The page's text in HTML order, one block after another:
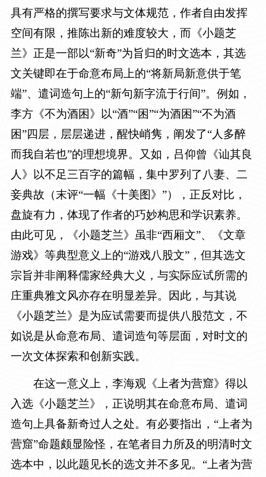
具有严格的撰写要求与文体规范，作者自由发挥
空间有限，推陈出新的难度较大，而《小题芝
兰》正是一部以“新奇”为旨归的时文选本，其选
文关键即在于命意布局上的“将新局新意供于笔
端”、遣词造句上的“新句新字流于行间”。例如，
李方《不为酒困》以“酒”“困”“为酒困”“不为酒
困”四层，层层递进，醒快峭隽，阐发了“人多醉
而我自若也”的理想境界。又如，吕仰曾《讪其良
人》以不足三百字的篇幅，集中罗列了八妻、二
妾典故（末评“一幅《十美图》”），正反对比，
盘旋有力，体现了作者的巧妙构思和学识素养。
由此可见，《小题芝兰》虽非“西厢文”、《文章
游戏》等典型意义上的“游戏八股文”，但其选文
宗旨并非阐释儒家经典大义，与实际应试所需的
庄重典雅文风亦存在明显差异。因此，与其说
《小题芝兰》是为应试需要而提供八股范文，不
如说是从命意布局、遣词造句等层面，对时文的
一次文体探索和创新实践。
在这一意义上，李海观《上者为营窟》得以
入选《小题芝兰》，正说明其在命意布局、遣词
造句上具备新奇过人之处。有必要指出，“上者为
营窟”命题颇显险怪，在笔者目力所及的明清时文
选本中，以此题见长的选文并不多见。“上者为营